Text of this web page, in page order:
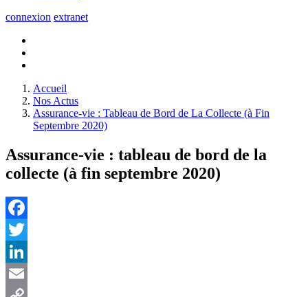
connexion extranet
Accueil
Nos Actus
Assurance-vie : Tableau de Bord de La Collecte (à Fin
Septembre 2020)
Assurance-vie : tableau de bord de la
collecte (à fin septembre 2020)
Facebook
Twitter
LinkedIn